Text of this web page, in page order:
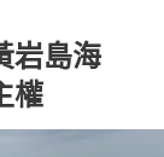
岩島海
權